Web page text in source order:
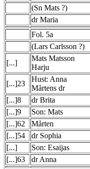
(Sn Mats ?)
dr Maria
Fol. 5a
(Lars Carlsson ?)
[...]
Mats Matsson
Harju
[...]23
Hust: Anna
Mårtens dr
[...]8
dr Brita
[...]9
Son: Mats
[...]62
Mårten
[...]54
dr Sophia
[...]
Son: Esaijas
[...]63
dr Anna